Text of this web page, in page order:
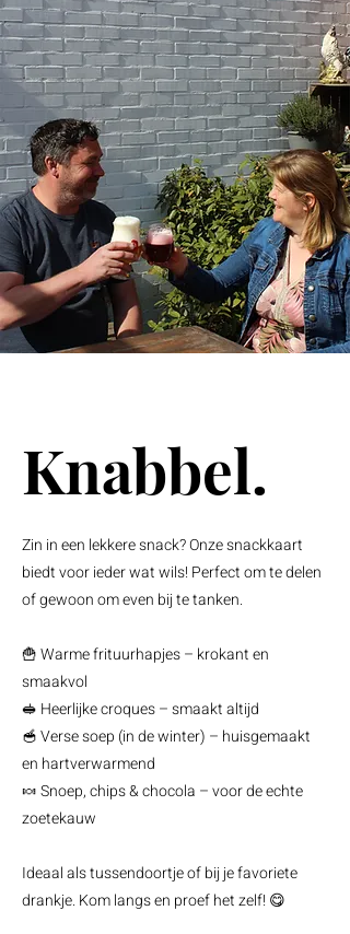
Knabbel.
Zin in een lekkere snack? Onze snackkaart
biedt voor ieder wat wils! Perfect om te delen
of gewoon om even bij te tanken.
🍟 Warme frituurhapjes – krokant en
smaakvol
🥪 Heerlijke croques – smaakt altijd
🥣 Verse soep (in de winter) – huisgemaakt
en hartverwarmend
🍬 Snoep, chips & chocola – voor de echte
zoetekauw
Ideaal als tussendoortje of bij je favoriete
drankje. Kom langs en proef het zelf! 😋